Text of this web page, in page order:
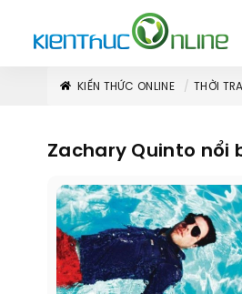
KIẾN THỨC ONLINE THỜI
Zachary Quinto nổi